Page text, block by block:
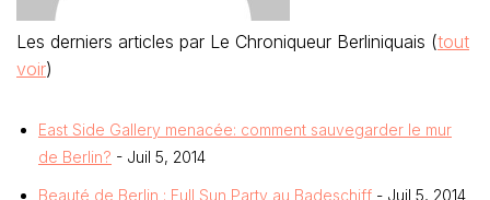
Les derniers articles par Le Chroniqueur Berliniquais (tout
voir)
East Side Gallery menacée: comment sauvegarder le mur
de Berlin? - Juil 5, 2014
Beauté de Berlin : Full Sun Party au Badeschiff - Juil 5, 2014